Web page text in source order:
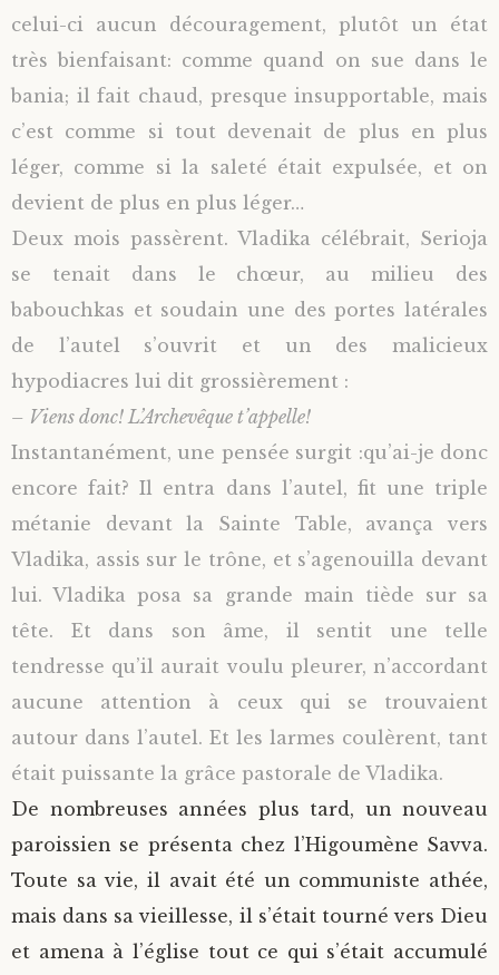
celui-ci aucun découragement, plutôt un état
très bienfaisant: comme quand on sue dans le
bania; il fait chaud, presque insupportable, mais
c’est comme si tout devenait de plus en plus
léger, comme si la saleté était expulsée, et on
devient de plus en plus léger…
Deux mois passèrent. Vladika célébrait, Serioja
se tenait dans le chœur, au milieu des
babouchkas et soudain une des portes latérales
de l’autel s’ouvrit et un des malicieux
hypodiacres lui dit grossièrement :
– Viens donc! L’Archevêque t’appelle!
Instantanément, une pensée surgit :qu’ai-je donc
encore fait? Il entra dans l’autel, fit une triple
métanie devant la Sainte Table, avança vers
Vladika, assis sur le trône, et s’agenouilla devant
lui. Vladika posa sa grande main tiède sur sa
tête. Et dans son âme, il sentit une telle
tendresse qu’il aurait voulu pleurer, n’accordant
aucune attention à ceux qui se trouvaient
autour dans l’autel. Et les larmes coulèrent, tant
était puissante la grâce pastorale de Vladika.
De nombreuses années plus tard, un nouveau
paroissien se présenta chez l’Higoumène Savva.
Toute sa vie, il avait été un communiste athée,
mais dans sa vieillesse, il s’était tourné vers Dieu
et amena à l’église tout ce qui s’était accumulé